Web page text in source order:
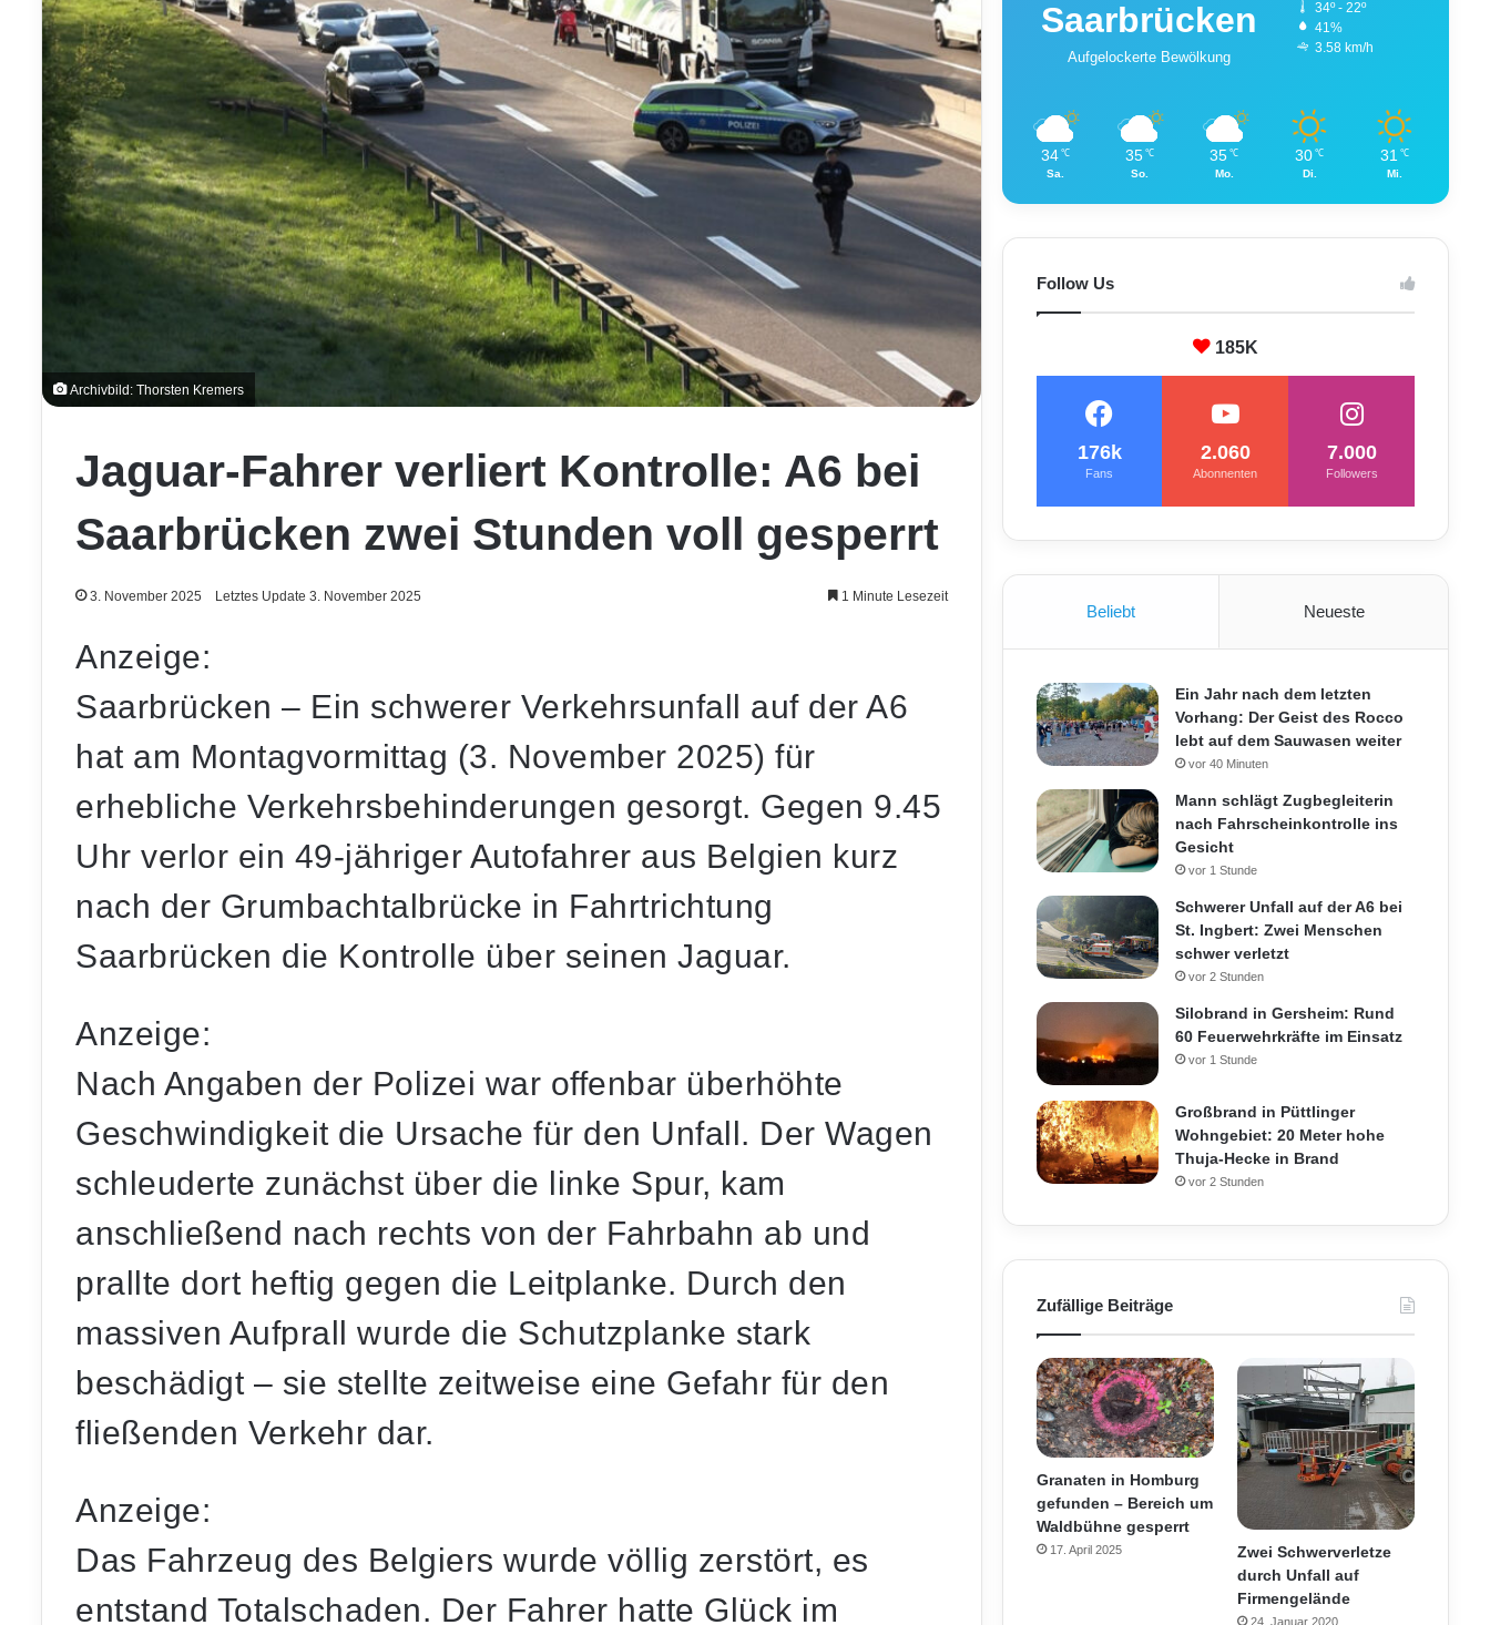
Archivbild: Thorsten Kremers
Jaguar-Fahrer verliert Kontrolle: A6 bei
Saarbrücken zwei Stunden voll gesperrt
3. November 2025 Letztes Update 3. November 2025 1 Minute Lesezeit
Anzeige:
Saarbrücken – Ein schwerer Verkehrsunfall auf der A6
hat am Montagvormittag (3. November 2025) für
erhebliche Verkehrsbehinderungen gesorgt. Gegen 9.45
Uhr verlor ein 49-jähriger Autofahrer aus Belgien kurz
nach der Grumbachtalbrücke in Fahrtrichtung
Saarbrücken die Kontrolle über seinen Jaguar.
Anzeige:
Nach Angaben der Polizei war offenbar überhöhte
Geschwindigkeitdie Ursache für den Unfall. Der Wagen
schleuderte zunächst über die linke Spur, kam
anschließend nach rechts von der Fahrbahn ab und
prallte dort heftig gegen die Leitplanke. Durch den
massiven Aufprall wurde die Schutzplanke stark
beschädigt – sie stellte zeitweise eine Gefahr für den
fließenden Verkehr dar.
Anzeige:
Das Fahrzeug des Belgiers wurde völlig zerstört, es
entstand Totalschaden. Der Fahrer hatte Glück im
Saarbrücken
Aufgelockerte Bewölkung
34º - 22º
41%
3.58 km/h
34 ℃
Sa.
35 ℃
So.
35 ℃
Mo.
30 ℃
Di.
31 ℃
Mi.
Follow Us
185K
176k
Fans
2.060
Abonnenten
7.000
Followers
Beliebt Neueste
Ein Jahr nach dem letzten
Vorhang: Der Geist des Rocco
lebt auf dem Sauwasen weiter
vor 40 Minuten
Mann schlägt Zugbegleiterin
nach Fahrscheinkontrolle ins
Gesicht
vor 1 Stunde
Schwerer Unfall auf der A6 bei
St. Ingbert: Zwei Menschen
schwer verletzt
vor 2 Stunden
Silobrand in Gersheim: Rund
60 Feuerwehrkräfte im Einsatz
vor 1 Stunde
Großbrand in Püttlinger
Wohngebiet: 20 Meter hohe
Thuja-Hecke in Brand
vor 2 Stunden
Zufällige Beiträge
Granaten in Homburg
gefunden – Bereich um
Waldbühne gesperrt
17. April 2025
Zwei Schwerverletze
durch Unfall auf
Firmengelände
24. Januar 2020